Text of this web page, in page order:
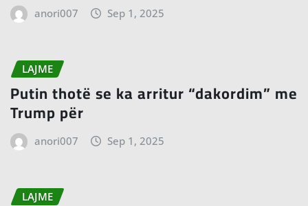
anori007 Sep 1, 2025
LAJME
Putin thotë se ka arritur “dakordim” me
Trump për
anori007 Sep 1, 2025
LAJME